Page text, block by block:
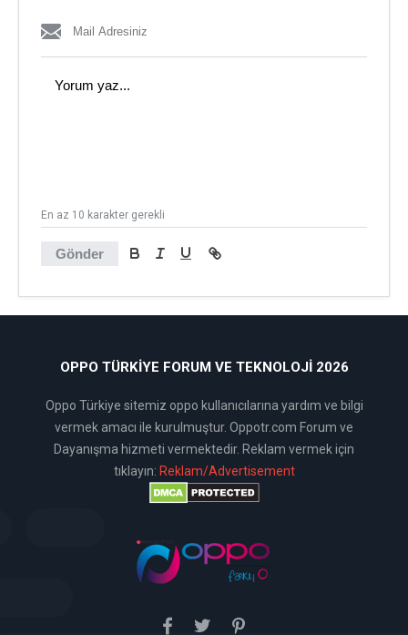
Gönder
En az 10 karakter gerekli
OPPO TÜRKIYE FORUM VE TEKNOLOJI 2026
Oppo Türkiye sitemiz oppo kullanıcılarına yardım ve bilgi
vermek amacı ile kurulmuştur. Oppotr.com Forum ve
Dayanışma hizmeti vermektedir. Reklam vermek için
tıklayın: Reklam/Advertisement